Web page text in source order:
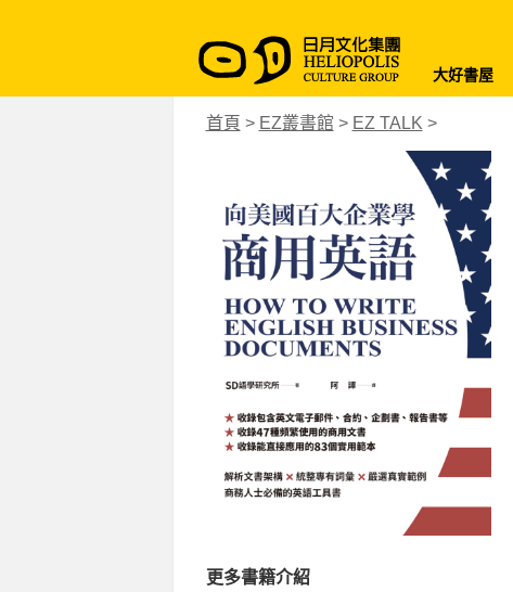
大好書屋
首頁 > EZ叢書館 > EZ TALK >
更多書籍介紹